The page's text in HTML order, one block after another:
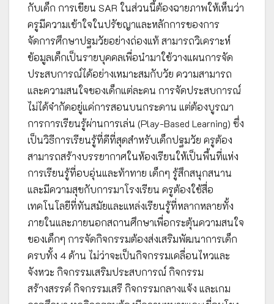
กับเด็ก การเขียน SAR ในส่วนนี้ต้องฉายภาพให้เห็นว่า
ครูมีความเข้าใจในปรัชญาและหลักการของการ
จัดการศึกษาปฐมวัยอย่างถ่องแท้ สามารถวิเคราะห์
ข้อมูลเด็กเป็นรายบุคคลเพื่อนำมาใช้วางแผนการจัด
ประสบการณ์ได้อย่างเหมาะสมกับวัย ความสามารถ
และความสนใจของเด็กแต่ละคน การจัดประสบการณ์
ไม่ได้จำกัดอยู่แค่การสอนบนกระดาน แต่ต้องบูรณา
การการเรียนรู้ผ่านการเล่น (Play-Based Learning) ซึ่ง
เป็นวิธีการเรียนรู้ที่ดีที่สุดสำหรับเด็กปฐมวัย ครูต้อง
สามารถสร้างบรรยากาศในห้องเรียนให้เป็นพื้นที่แห่ง
การเรียนรู้ที่อบอุ่นและท้าทาย เด็กๆ รู้สึกสนุกสนาน
และมีความสุขกับการมาโรงเรียน ครูต้องใช้สื่อ
เทคโนโลยีที่ทันสมัยและแหล่งเรียนรู้ที่หลากหลายทั้ง
ภายในและภายนอกสถานศึกษาเพื่อกระตุ้นความสนใจ
ของเด็กๆ การจัดกิจกรรมต้องส่งเสริมพัฒนาการเด็ก
ครบทั้ง 4 ด้าน ไม่ว่าจะเป็นกิจกรรมเคลื่อนไหวและ
จังหวะ กิจกรรมเสริมประสบการณ์ กิจกรรม
สร้างสรรค์ กิจกรรมเสรี กิจกรรมกลางแจ้ง และเกม